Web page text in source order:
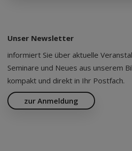
Unser Newsletter
informiert Sie über aktuelle
Seminare und Neues aus unserem
kompakt und direkt in Ihr Postfach.
zur Anmeldung